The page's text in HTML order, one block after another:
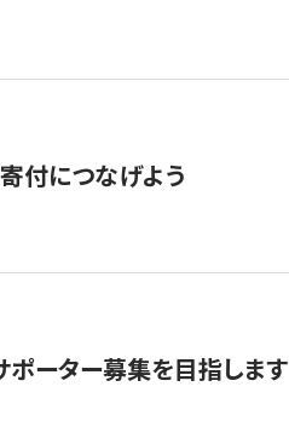
付につなげよう
ポーター募集を目指します